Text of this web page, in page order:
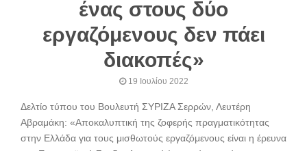
ένας στους δύο
εργαζόμενους δεν πάει
διακοπές»
19 Ιουλίου 2022
Δελτίο τύπου του Βουλευτή ΣΥΡΙΖΑ Σερρών, Λευτέρη
Αβραμάκη: «Αποκαλυπτική της ζοφερής πραγματικότητας
στην Ελλάδα για τους μισθωτούς εργαζόμενους είναι η έρευνα